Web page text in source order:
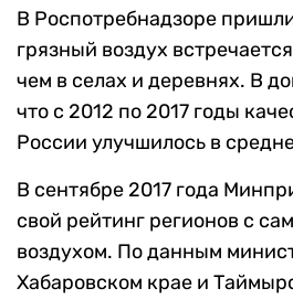
В Роспотребнадзоре
грязный воздух
чем в селах и деревнях. В
что с 2012 по 2017 годы
России улучшилось в
В сентябре 2017 года
свой рейтинг регионов с
воздухом. По данным
Хабаровском крае и